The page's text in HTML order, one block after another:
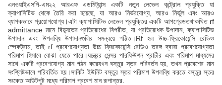
এনওয়াইএসপি-এম২২ আরএফ এডমিট্যান্স একটি নতুন লেভেল কন্ট্রোল প্রযুক্তি যা
ক্যাপাসিটিভ থেকে তৈরি করা হয়েছে, যা আরও নির্ভরযোগ্য, আরও নির্ভুল এবং আরও
ব্যাপকভাবে প্রয়োগযোগ্য।এটা ক্যাপাসিটিভ লেভেল প্রযুক্তির একটি আপগ্রেডতথাকথিত rf
admittance মানে বিদ্যুতের প্রতিরোধের বিপরীত, যা প্রতিরোধক উপাদান, ক্যাপাসিটিভ
উপাদান এবং উপলব্ধি উপাদানগুলির সমন্বয়ে গঠিত।Rf হল উচ্চ-ফ্রিকোয়েন্সি রেডিও
স্পেকট্রাম, তাই rf প্রবেশযোগ্যতা উচ্চ ফ্রিকোয়েন্সি রেডিও তরঙ্গ দ্বারা প্রবেশযোগ্যতা
পরিমাপ হিসাবে বোঝা যেতে পারে।যন্ত্রের সেন্সর পারফিউশন প্রাচীর এবং পরিমাপ মাধ্যমের
সাথে একটি প্রবেশযোগ্য মান গঠন করেযখন বস্তুর স্তর পরিবর্তন হয়, তখন প্রবেশের মান
সংশ্লিষ্টভাবে পরিবর্তিত হয়।সার্কিট ইউনিট বস্তুর স্তর পরিমাপ উপলব্ধি করতে বস্তুর স্তর
সংকেত আউটপুট মধ্যে পরিমাপ প্রবেশ মান রূপান্তর.